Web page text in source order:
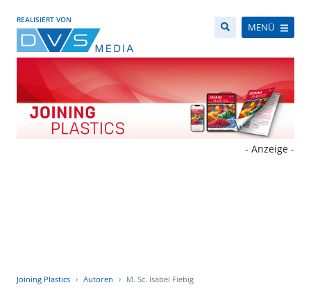
REALISIERT VON
MENÜ
- Anzeige -
Joining Plastics Autoren M. Sc. Isabel Fiebig